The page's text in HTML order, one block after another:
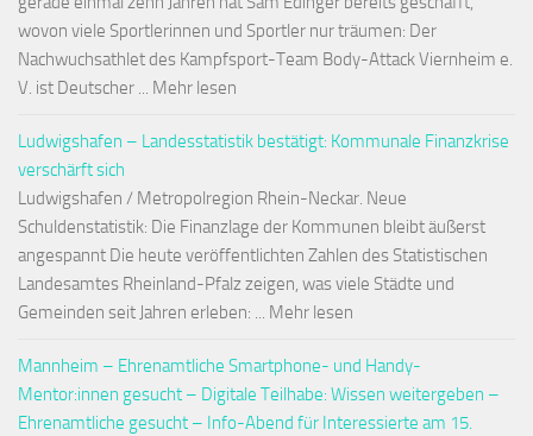
wovon viele Sportlerinnen und Sportler nur träumen: Der
Nachwuchsathlet des Kampfsport-Team Body-Attack Viernheim e.
V. ist Deutscher ... Mehr lesen
Ludwigshafen – Landesstatistik bestätigt: Kommunale Finanzkrise
verschärft sich
Ludwigshafen / Metropolregion Rhein-Neckar. Neue
Schuldenstatistik: Die Finanzlage der Kommunen bleibt äußerst
angespannt Die heute veröffentlichten Zahlen des Statistischen
Landesamtes Rheinland-Pfalz zeigen, was viele Städte und
Gemeinden seit Jahren erleben: ... Mehr lesen
Mannheim – Ehrenamtliche Smartphone- und Handy-
Mentor:innen gesucht – Digitale Teilhabe: Wissen weitergeben –
Ehrenamtliche gesucht – Info-Abend für Interessierte am 15.